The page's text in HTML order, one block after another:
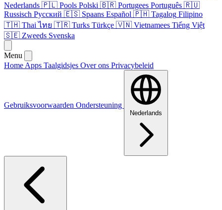
Nederlands 🇵🇱 Pools Polski 🇧🇷 Portugees Português 🇷🇺
Russisch Русский 🇪🇸 Spaans Español 🇵🇭 Tagalog Filipino
🇹🇭 Thai ไทย 🇹🇷 Turks Türkçe 🇻🇳 Vietnamees Tiếng Việt
🇸🇪 Zweeds Svenska
Menu
Home Apps Taalgidsjes Over ons Privacybeleid
Gebruiksvoorwaarden Ondersteuning
Nederlands